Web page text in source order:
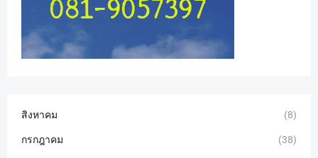
สิงหาคม (8)
กรกฎาคม (38)